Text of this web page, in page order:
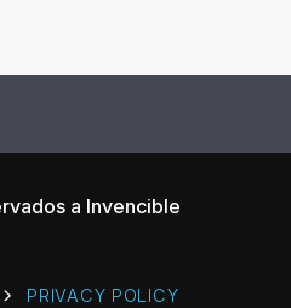
a Invencible
PRIVACY POLICY